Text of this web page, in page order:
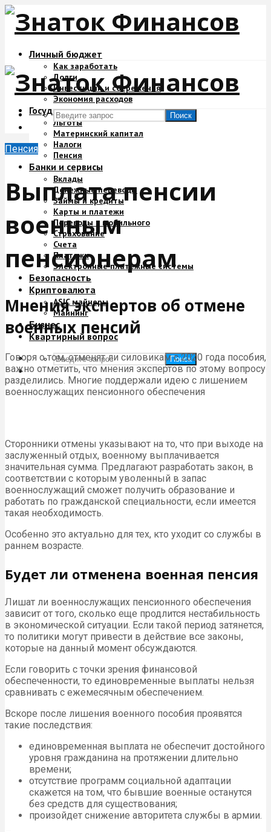
Личный бюджет
Как заработать
Долги
Инвестиции и сбережения
Экономия расходов
Государство и деньги
Льготы
Материнский капитал
Налоги
Пенсия
Банки и сервисы
Вклады
Денежные переводы
Займы и кредиты
Карты и платежи
Переводы с мобильного
Страхование
Счета
Платежи
Электронные платежные системы
Безопасность
Криптовалюта
ASIC майнеры
Майнинг
Бизнес
Квартирный вопрос
Поиск
Поиск
Пенсия
Выплата пенсии
военным
пенсионерам
Мнения экспертов об отмене
военных пенсий
Говоря о том, отменят ли силовикам с 2020 года пособия,
важно отметить, что мнения экспертов по этому вопросу
разделились. Многие поддержали идею с лишением
военнослужащих пенсионного обеспечения
Сторонники отмены указывают на то, что при выходе на
заслуженный отдых, военному выплачивается
значительная сумма. Предлагают разработать закон, в
соответствии с которым уволенный в запас
военнослужащий сможет получить образование и
работать по гражданской специальности, если имеется
такая необходимость.
Особенно это актуально для тех, кто уходит со службы в
раннем возрасте.
Будет ли отменена военная пенсия
Лишат ли военнослужащих пенсионного обеспечения
зависит от того, сколько еще продлится нестабильность
в экономической ситуации. Если такой период затянется,
то политики могут привести в действие все законы,
которые на данный момент обсуждаются.
Если говорить с точки зрения финансовой
обеспеченности, то единовременные выплаты нельзя
сравнивать с ежемесячным обеспечением.
Вскоре после лишения военного пособия проявятся
такие последствия:
единовременная выплата не обеспечит достойного
уровня гражданина на протяжении длительно
времени;
отсутствие программ социальной адаптации
скажется на том, что бывшие военные останутся
без средств для существования;
произойдет снижение авторитета службы в армии.